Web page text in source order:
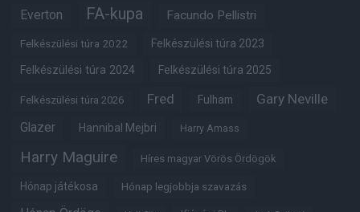
Everton FA-kupa Facundo Pellistri
Felkészülési túra 2022 Felkészülési túra 2023
Felkészülési túra 2024 Felkészülési túra 2025
Felkészülési túra 2026 Fred Fulham Gary Neville
Glazer Hannibal Mejbri Harry Amass
Harry Maguire Híres magyar Vörös Ördögök
Hónap játékosa Hónap legjobbja szavazás